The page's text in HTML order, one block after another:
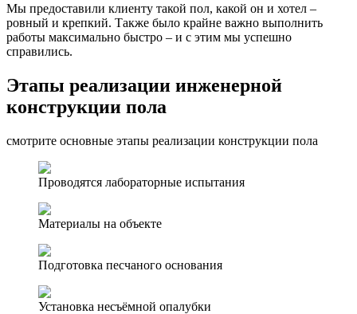
Мы предоставили клиенту такой пол, какой он и хотел –
ровный и крепкий. Также было крайне важно выполнить
работы максимально быстро – и с этим мы успешно
справились.
Этапы реализации инженерной
конструкции пола
смотрите основные этапы реализации конструкции пола
Проводятся лабораторные испытания
Материалы на объекте
Подготовка песчаного основания
Установка несъёмной опалубки